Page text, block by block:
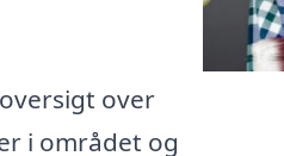
over
i området og